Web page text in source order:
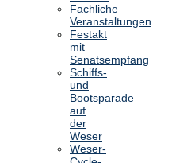
Fachliche
Veranstaltungen
Festakt
mit
Senatsempfang
Schiffs-
und
Bootsparade
auf
der
Weser
Weser-